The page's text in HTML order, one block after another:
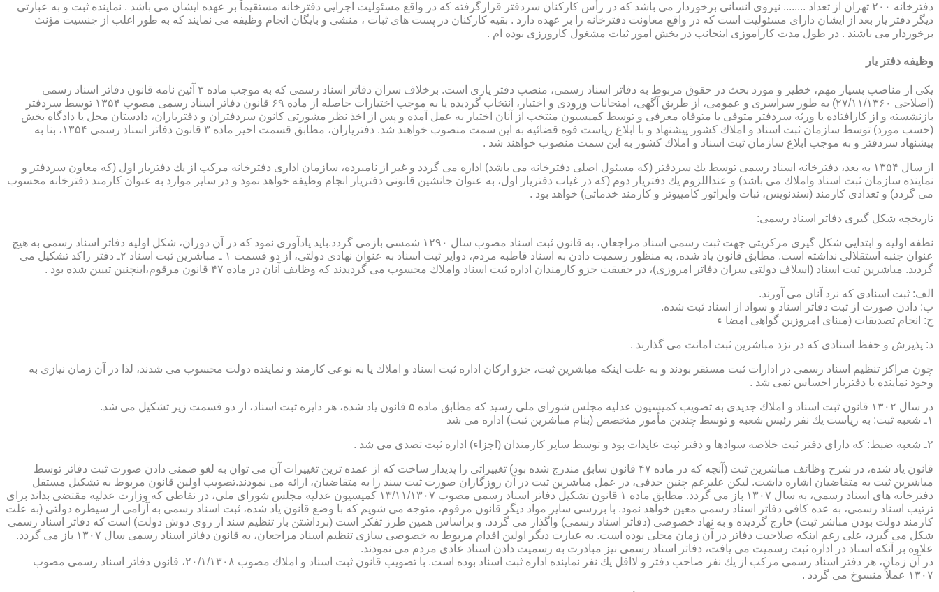
دفترخانه ۲۰۰ تهران از تعداد ........ نیروی انسانی برخوردار می باشد که در رأس کارکنان سردفتر قرارگرفته که در واقع مسئولیت اجرایی دفترخانه مستقیماً بر عهده ایشان می باشد . نماینده ثبت و به عبارتی
دیگر دفتر یار بعد از ایشان دارای مسئولیت است که در واقع معاونت دفترخانه را بر عهده دارد . بقیه کارکنان در پست های ثبات ، منشی و بایگان انجام وظیفه می نمایند که به طور اغلب از جنسیت مؤنث
برخوردار می باشند . در طول مدت کارآموزی اینجانب در بخش امور ثبات مشغول کارورزی بوده ام .
وظیفه دفتر یار
یكی از مناصب بسیار مهم، خطیر و مورد بحث در حقوق مربوط به دفاتر اسناد رسمی، منصب دفتر یاری است. برخلاف سران دفاتر اسناد رسمی كه به موجب ماده ۳ آئین نامه قانون دفاتر اسناد رسمی
(اصلاحی ۲۷/۱۱/۱۳۶۰) به طور سراسری و عمومی، از طریق آگهی، امتحانات ورودی و اختبار، انتخاب گردیده یا به موجب اختیارات حاصله از ماده ۶۹ قانون دفاتر اسناد رسمی مصوب ۱۳۵۴ توسط سردفتر
بازنشسته و از كارافتاده یا ورثه سردفتر متوفی یا متوفاه معرفی و توسط كمیسیون منتخب از آنان اختبار به عمل آمده و پس از اخذ نظر مشورتی كانون سردفتران و دفتریاران، دادستان محل یا دادگاه بخش
(حسب مورد) توسط سازمان ثبت اسناد و املاك كشور پیشنهاد و با ابلاغ ریاست قوه قضائیه به این سمت منصوب خواهند شد. دفتریاران، مطابق قسمت اخیر ماده ۳ قانون دفاتر اسناد رسمی ۱۳۵۴، بنا به
پیشنهاد سردفتر و به موجب ابلاغ سازمان ثبت اسناد و املاك كشور به این سمت منصوب خواهند شد .
از سال ۱۳۵۴ به بعد، دفترخانه اسناد رسمی توسط یك سردفتر (كه مسئول اصلی دفترخانه می باشد) اداره می گردد و غیر از نامبرده، سازمان اداری دفترخانه مركب از یك دفتریار اول (كه معاون سردفتر و
نماینده سازمان ثبت اسناد واملاك می باشد) و عنداللزوم یك دفتریار دوم (كه در غیاب دفتریار اول، به عنوان جانشین قانونی دفتریار انجام وظیفه خواهد نمود و در سایر موارد به عنوان كارمند دفترخانه محسوب
می گردد) و تعدادی كارمند (سندنویس، ثبات واپراتور كامپیوتر و كارمند خدماتی) خواهد بود .
تاریخچه شكل گیری دفاتر اسناد رسمی:
نطفه اولیه و ابتدایی شكل گیری مركزیتی جهت ثبت رسمی اسناد مراجعان، به قانون ثبت اسناد مصوب سال ۱۲۹۰ شمسی بازمی گردد.باید یادآوری نمود كه در آن دوران، شكل اولیه دفاتر اسناد رسمی به هیچ
عنوان جنبه استقلالی نداشته است. مطابق قانون یاد شده، به منظور رسمیت دادن به اسناد قاطبه مردم، دوایر ثبت اسناد به عنوان نهادی دولتی، از دو قسمت ۱ ـ مباشرین ثبت اسناد ۲ـ دفتر راكد تشكیل می
گردید. مباشرین ثبت اسناد (اسلاف دولتی سران دفاتر امروزی)، در حقیقت جزو كارمندان اداره ثبت اسناد واملاك محسوب می گردیدند كه وظایف آنان در ماده ۴۷ قانون مرقوم،اینچنین تبیین شده بود .
الف: ثبت اسنادی كه نزد آنان می آورند.
ب: دادن صورت از ثبت دفاتر اسناد و سواد از اسناد ثبت شده.
ج: انجام تصدیقات (مبنای امروزین گواهی امضا ء
د: پذیرش و حفظ اسنادی كه در نزد مباشرین ثبت امانت می گذارند .
چون مراكز تنظیم اسناد رسمی در ادارات ثبت مستقر بودند و به علت اینكه مباشرین ثبت، جزو اركان اداره ثبت اسناد و املاك یا به نوعی كارمند و نماینده دولت محسوب می شدند، لذا در آن زمان نیازی به
وجود نماینده یا دفتریار احساس نمی شد .
در سال ۱۳۰۲ قانون ثبت اسناد و املاك جدیدی به تصویب كمیسیون عدلیه مجلس شورای ملی رسید كه مطابق ماده ۵ قانون یاد شده، هر دایره ثبت اسناد، از دو قسمت زیر تشكیل می شد.
۱ـ شعبه ثبت: به ریاست یك نفر رئیس شعبه و توسط چندین مأمور متخصص (بنام مباشرین ثبت) اداره می شد
۲ـ شعبه ضبط: كه دارای دفتر ثبت خلاصه سوادها و دفتر ثبت عایدات بود و توسط سایر كارمندان (اجزاء) اداره ثبت تصدی می شد .
قانون یاد شده، در شرح وظائف مباشرین ثبت (آنچه كه در ماده ۴۷ قانون سابق مندرج شده بود) تغییراتی را پدیدار ساخت كه از عمده ترین تغییرات آن می توان به لغو ضمنی دادن صورت ثبت دفاتر توسط
مباشرین ثبت به متقاضیان اشاره داشت. لیكن علیرغم چنین حذفی، در عمل مباشرین ثبت در آن روزگاران صورت ثبت سند را به متقاضیان، ارائه می نمودند.تصویب اولین قانون مربوط به تشكیل مستقل
دفترخانه های اسناد رسمی، به سال ۱۳۰۷ باز می گردد. مطابق ماده ۱ قانون تشكیل دفاتر اسناد رسمی مصوب ۱۳/۱۱/۱۳۰۷ كمیسیون عدلیه مجلس شورای ملی، در نقاطی كه وزارت عدلیه مقتضی بداند برای
ترتیب اسناد رسمی، به عده كافی دفاتر اسناد رسمی معین خواهد نمود. با بررسی سایر مواد دیگر قانون مرقوم، متوجه می شویم كه با وضع قانون یاد شده، ثبت اسناد رسمی به آرامی از سیطره دولتی (به علت
كارمند دولت بودن مباشر ثبت) خارج گردیده و به نهاد خصوصی (دفاتر اسناد رسمی) واگذار می گردد. و براساس همین طرز تفكر است (برداشتن بار تنظیم سند از روی دوش دولت) است كه دفاتر اسناد رسمی
شكل می گیرد، علی رغم اینكه صلاحیت دفاتر در آن زمان محلی بوده است. به عبارت دیگر اولین اقدام مربوط به خصوصی سازی تنظیم اسناد مراجعان، به قانون دفاتر اسناد رسمی سال ۱۳۰۷ باز می گردد.
علاوه بر آنكه اسناد در اداره ثبت رسمیت می یافت، دفاتر اسناد رسمی نیز مبادرت به رسمیت دادن اسناد عادی مردم می نمودند.
در آن زمان، هر دفتر اسناد رسمی مركب از یك نفر صاحب دفتر و لااقل یك نفر نماینده اداره ثبت اسناد بوده است. با تصویب قانون ثبت اسناد و املاك مصوب ۲۰/۱/۱۳۰۸، قانون دفاتر اسناد رسمی مصوب
۱۳۰۷ عملاً منسوخ می گردد .